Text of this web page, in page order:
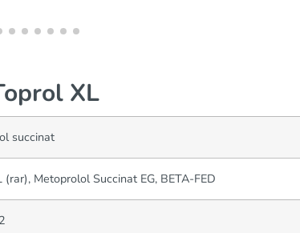
XL
succinat
(rar), Metoprolol Succinat EG, BETA-FED